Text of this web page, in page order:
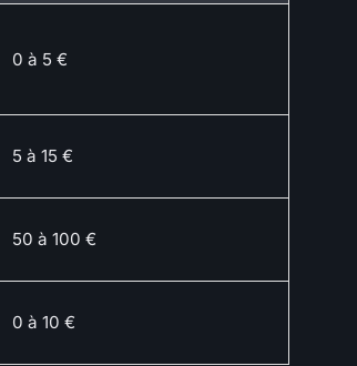
0 à 5 €
5 à 15 €
50 à 100 €
0 à 10 €